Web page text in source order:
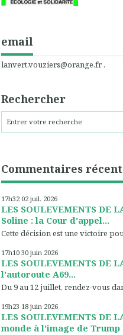
email
lanvert.vouziers@orange.fr .
Rechercher
Commentaires
17h32 02 juil. 2026
LES SOULEVEMENTS DE
Soline : la Cour d'appel...
Cette décision est une victoire
17h10 30 juin 2026
LES SOULEVEMENTS DE
l’autoroute A69...
Du 9 au 12 juillet, rendez-vous
19h23 18 juin 2026
LES SOULEVEMENTS DE
monde à l’image de Trump